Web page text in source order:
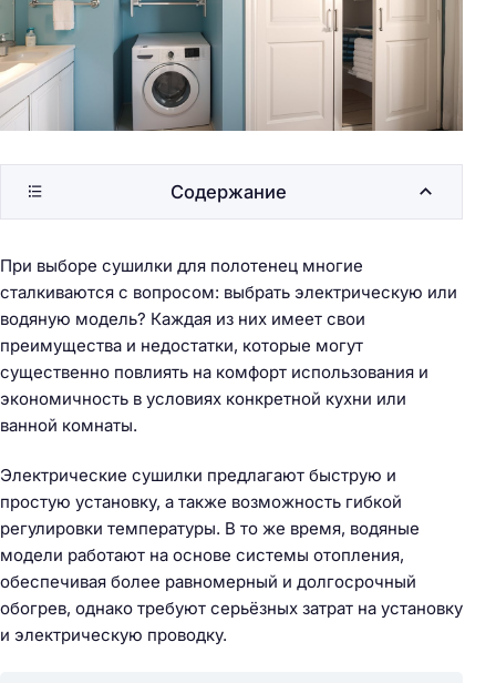
При выборе сушилки для полотенец многие
сталкиваются с вопросом: выбрать электрическую или
водяную модель? Каждая из них имеет свои
преимущества и недостатки, которые могут
существенно повлиять на комфорт использования и
экономичность в условиях конкретной кухни или
ванной комнаты.
Электрические сушилки предлагают быструю и
простую установку, а также возможность гибкой
регулировки температуры. В то же время, водяные
модели работают на основе системы отопления,
обеспечивая более равномерный и долгосрочный
обогрев, однако требуют серьёзных затрат на установку
и электрическую проводку.
Содержание